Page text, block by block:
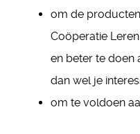
om de
Coöperatie
en beter te doen
dan wel je
om te voldoen